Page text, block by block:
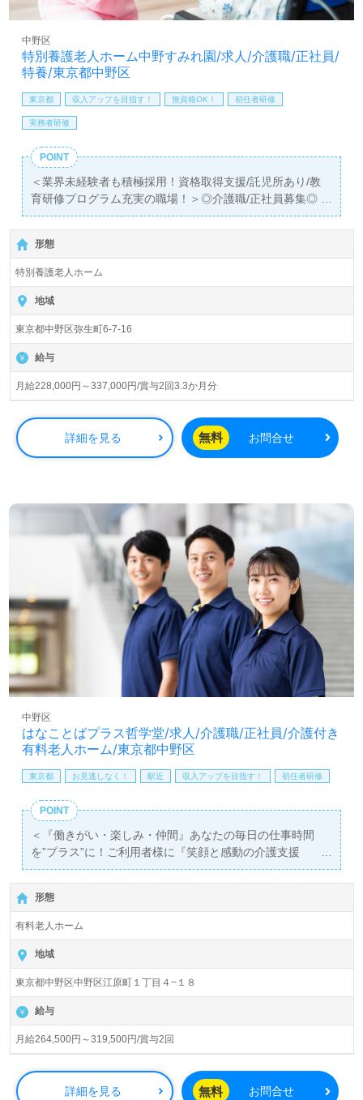
も遠慮なく＊
相談可能です。転職相談、求人紹介、年収交渉など完全無
料サービスをご利用いただけます。＜非公開求人も取扱い
あり！＞"転職支援"のプロと一緒に転職活動！お問い合わ
せお待ちしております。
特別養護老人ホーム中野すみれ園/求人/介護職/正社員/
特養/東京都中野区
中野区
東京都 収入アップを目指す！ 無資格OK！ 初任者研修
実務者研修
POINT
＜業界未経験者も積極採用！資格取得支援/託児所あり/教
育研修プログラム充実の職場！＞◎介護職/正社員募集◎
【月給228,000円～337,000円/賞与2回】＊資格がこれから
の方もご応募可能＊『方南町駅』徒歩5分。
入所定員84名（ユニット型/全室個室）『特別養護老人ホー
ム中野すみれ園』 社会福祉法人すみれ福祉会（本部：兵庫
県明石市）様の運営です。岡山県、広島県、東京都を中心
に介護老人保健施設、特別養護老人ホーム、居宅介護支援
事業を展開されています。
も入所してもらいたい』と思う介護支援を目指される事業
所様！◎
看護助手や介護職経験のある方はもちろん、これから介護
職を目指される方も幅広く募集します。特別養護老人ホー
ムでの勤務経験は問いません。明るく広々とした居室、充
ちたい、お一人おひとりに寄り添いたい』『資格/経験を活
かしたい、介護知識や技術力を高めたい』『転職でキャリ
アチェンジを実現したい、施設形態や環境を変えて働きた
い』等の方も大歓迎です！募集詳細等、担当コンサルタン
トよりご案内します。お問い合わせも遠慮なくお願いしま
全国の求人ご紹介！医療/福祉業界の正社員/パート求人探
しは【ウィルオブ介護】＊求人情報収集、将来的に検討の
方も遠慮なく＊
LINE、メール、お電話などご希望に応じてお問い合わせ/ご
相談可能です。転職相談、求人紹介、年収交渉など完全無
あり！＞"転職支援"のプロと一緒に転職活動！お問い合わ
せお待ちしております。
形態
特別養護老人ホーム
地域
東京都中野区弥生町6-7-16
給与
月給228,000円～337,000円/賞与2回3.3か月分
詳細を見る 無料 お問合せ
はなことばプラス哲学堂/求人/介護職/正社員/介護付き
有料老人ホーム/東京都中野区
中野区
東京都 お見逃しなく！ 駅近 収入アップを目指す！ 初任者研修
POINT
＜『働きがい・楽しみ・仲間』あなたの毎日の仕事時間
を”プラス”に！ご利用者様に『笑顔と感動の介護支援
を！』ソニー・ライフケアグループ！＞◎介護職/正社員募
集◎【月給264,500円～319,500円/賞与2回】＊初任者研修
以上有資格者向け求人＊
『東長崎駅』徒歩9分。
入居定員75名（75室/全室個室）『はなことばプラス哲学
堂』ソニー・ライフケアグループ/プラウドライフ株式会社
（本社：神奈川県川崎市）様の運営です。神奈川県、東京
都、群馬県、新潟県、山形県、宮城県を中心に介護付き有
料老人ホーム、住宅型有料老人ホーム、小規模多機能型居
宅介護、サービス付き高齢者向け住宅を展開されていま
す。
◎ご利用者様の『やりたいこと、行きたいところ、叶えた
形態
有料老人ホーム
地域
東京都中野区中野区江原町１丁目４−１８
給与
月給264,500円～319,500円/賞与2回
詳細を見る 無料 お問合せ